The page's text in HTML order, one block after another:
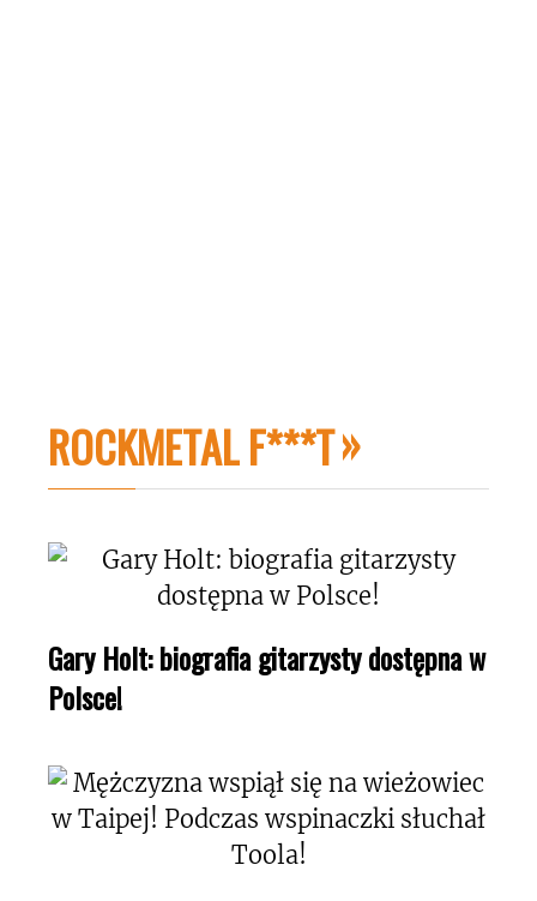
ROCKMETAL F***T
Gary Holt: biografia gitarzysty dostępna w
Polsce!